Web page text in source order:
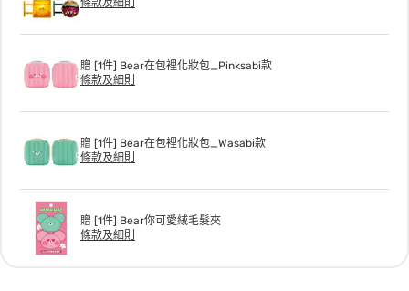
條款及細則
贈 [1件] Bear在包裡化妝包_Pinksabi款
條款及細則
贈 [1件] Bear在包裡化妝包_Wasabi款
條款及細則
贈 [1件] Bear你可愛絨毛髮夾
條款及細則